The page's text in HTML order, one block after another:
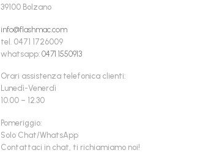
39100 Bolzano
info@flashmac.com
tel. 0471 1726009
whatsapp: 0471 1550913
Orari assistenza telefonica clienti:
Lunedì-Venerdì
10.00 – 12.30
Pomeriggio:
Solo Chat/WhatsApp
Contattaci in chat, ti richiamiamo noi!